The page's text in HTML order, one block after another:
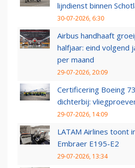
lijndienst binnen
30-07-2026, 6:30
Airbus handhaaft
halfjaar: eind volgend
per maand
29-07-2026, 20:09
Certificering Boeing
dichterbij:
29-07-2026, 14:09
LATAM Airlines toont
Embraer E195-E2
29-07-2026, 13:34